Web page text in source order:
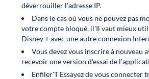
déverrouiller l'adresse IP.
Dans le cas où vous ne pouvez pas
votre compte bloqué, il'Il vaut mieux
Disney + avec une autre connexion
Vous devez vous inscrire à nouveau
recevoir une version d'essai de
Enfiler'T Essayez de vous connecter